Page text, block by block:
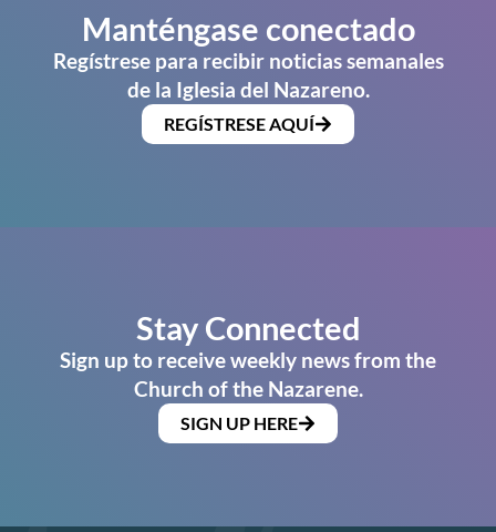
Manténgase conectado
Regístrese para recibir noticias semanales
de la Iglesia del Nazareno.
REGÍSTRESE AQUÍ
Stay Connected
Sign up to receive weekly news from the
Church of the Nazarene.
SIGN UP HERE